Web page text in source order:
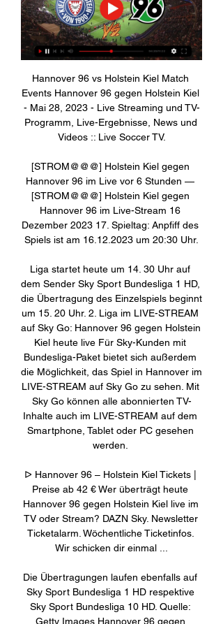
Hannover 96 vs Holstein Kiel Match
Events Hannover 96 gegen Holstein Kiel
- Mai 28, 2023 - Live Streaming und TV-
Programm, Live-Ergebnisse, News und
Videos :: Live Soccer TV.
[STROM@@@] Holstein Kiel gegen
Hannover 96 im Live vor 6 Stunden —
[STROM@@@] Holstein Kiel gegen
Hannover 96 im Live-Stream 16
Dezember 2023 17. Spieltag: Anpfiff des
Spiels ist am 16.12.2023 um 20:30 Uhr.
Liga startet heute um 14. 30 Uhr auf
dem Sender Sky Sport Bundesliga 1 HD,
die Übertragung des Einzelspiels beginnt
um 15. 20 Uhr. 2. Liga im LIVE-STREAM
auf Sky Go: Hannover 96 gegen Holstein
Kiel heute live Für Sky-Kunden mit
Bundesliga-Paket bietet sich außerdem
die Möglichkeit, das Spiel in Hannover im
LIVE-STREAM auf Sky Go zu sehen. Mit
Sky Go können alle abonnierten TV-
Inhalte auch im LIVE-STREAM auf dem
Smartphone, Tablet oder PC gesehen
werden.
ᐅ Hannover 96 – Holstein Kiel Tickets |
Preise ab 42 € Wer überträgt heute
Hannover 96 gegen Holstein Kiel live im
TV oder Stream? DAZN Sky. Newsletter
Ticketalarm. Wöchentliche Ticketinfos.
Wir schicken dir einmal ...
Die Übertragungen laufen ebenfalls auf
Sky Sport Bundesliga 1 HD respektive
Sky Sport Bundesliga 10 HD. Quelle:
Getty Images Hannover 96 gegen